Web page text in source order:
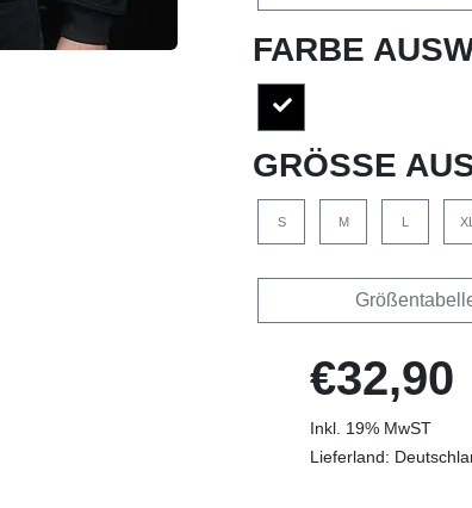
FARBE
GRÖSSE
S M L XL
€32,90
Inkl. 19% MwST
Lieferland: